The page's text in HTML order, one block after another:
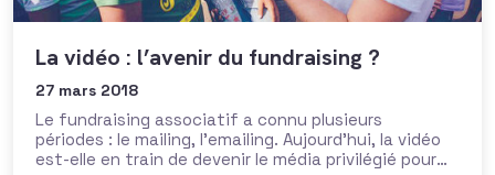
La vidéo : l’avenir du fundraising ?
27 mars 2018
Le fundraising associatif a connu plusieurs
périodes : le mailing, l’emailing. Aujourd’hui, la vidéo
est-elle en train de devenir le média privilégié pour